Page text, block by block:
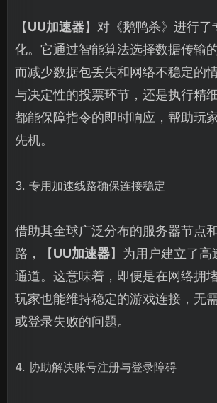
【UU加速器】对《鹅鸭杀》进行了
化。它通过智能算法选择数据传输
而减少数据包丢失和网络不稳定的
与决定性的投票环节，还是执行精
都能保障指令的即时响应，帮助玩
先机。
3. 专用加速线路确保连接稳定
借助其全球广泛分布的服务器节点
路，【UU加速器】为用户建立了
通道。这意味着，即便是在网络拥
玩家也能维持稳定的游戏连接，无
或登录失败的问题。
4. 协助解决账号注册与登录障碍